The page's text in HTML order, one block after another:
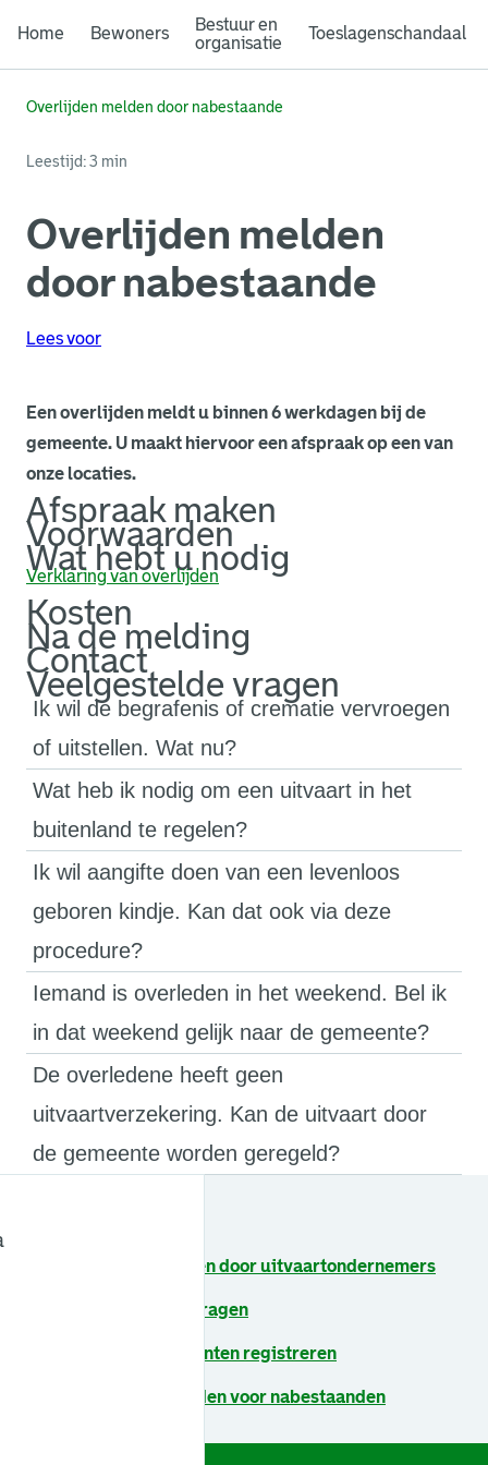
Home Bewoners
Bestuur en
organisatie
Toeslagenschandaal
Overlijden melden door nabestaande
Leestijd: 3 min
Overlijden melden
door nabestaande
Lees voor
Een overlijden meldt u binnen 6 werkdagen bij de
gemeente. U maakt hiervoor een afspraak op een van
onze locaties.
Afspraak maken
Voorwaarden
Wat hebt u nodig
Verklaring van overlijden
Kosten
Na de melding
Contact
Veelgestelde vragen
Ik wil de begrafenis of crematie vervroegen
of uitstellen. Wat nu?
Wat heb ik nodig om een uitvaart in het
buitenland te regelen?
Ik wil aangifte doen van een levenloos
geboren kindje. Kan dat ook via deze
procedure?
Iemand is overleden in het weekend. Bel ik
in dat weekend gelijk naar de gemeente?
De overledene heeft geen
uitvaartverzekering. Kan de uitvaart door
de gemeente worden geregeld?
Aangifte van overlijden door uitvaartondernemers
Overlijdensakte aanvragen
Buitenlandse documenten registreren
Wegwijzer bij overlijden voor nabestaanden